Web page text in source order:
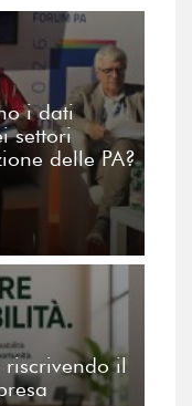
i dati
settori
delle PA?
riscrivendo il